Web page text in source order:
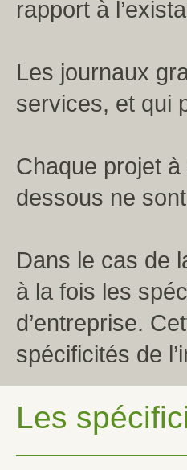
rapport à
Les journaux
services, et qui
Chaque projet
dessous ne
Dans le cas de
à la fois les
d’entreprise.
spécificités de
Les